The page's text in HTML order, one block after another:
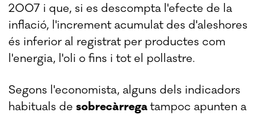
2007 i que, si es descompta l'efecte de la
inflació, l'increment acumulat des d'aleshores
és inferior al registrat per productes com
l'energia, l'oli o fins i tot el pollastre.
Segons l'economista, alguns dels indicadors
habituals desobrecàrregatampoc apunten a